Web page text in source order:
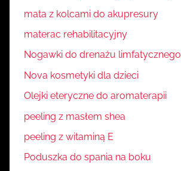
mata z kolcami do akupresury
materac rehabilitacyjny
Nogawki do drenażu limfatycznego
Nova kosmetyki dla dzieci
Olejki eteryczne do aromaterapii
peeling z masłem shea
peeling z witaminą E
Poduszka do spania na boku